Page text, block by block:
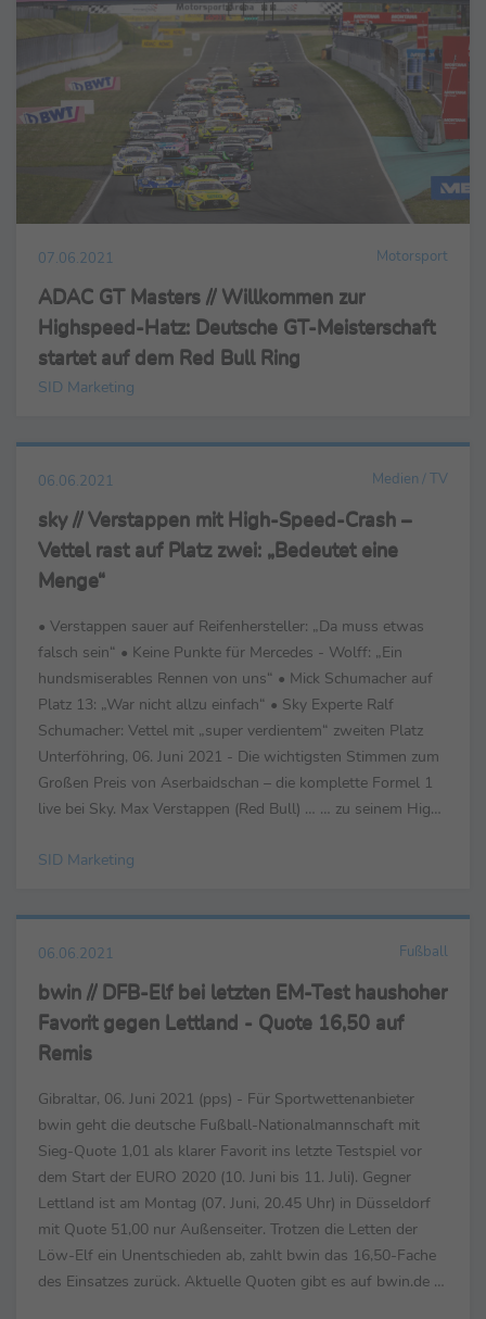
07.06.2021 Motorsport
ADAC GT Masters // Willkommen zur
Highspeed-Hatz: Deutsche GT-Meisterschaft
startet auf dem Red Bull Ring
SID Marketing
06.06.2021 Medien / TV
sky // Verstappen mit High-Speed-Crash –
Vettel rast auf Platz zwei: „Bedeutet eine
Menge“
• Verstappen sauer auf Reifenhersteller: „Da muss etwas
falsch sein“ • Keine Punkte für Mercedes - Wolff: „Ein
hundsmiserables Rennen von uns“ • Mick Schumacher auf
Platz 13: „War nicht allzu einfach“ • Sky Experte Ralf
Schumacher: Vettel mit „super verdientem“ zweiten Platz
Unterföhring, 06. Juni 2021 - Die wichtigsten Stimmen zum
Großen Preis von Aserbaidschan – die komplette Formel 1
live bei Sky. Max Verstappen (Red Bull) … … zu seinem High-
SID Marketing
06.06.2021 Fußball
bwin // DFB-Elf bei letzten EM-Test haushoher
Favorit gegen Lettland - Quote 16,50 auf
Remis
Gibraltar, 06. Juni 2021 (pps) - Für Sportwettenanbieter
bwin geht die deutsche Fußball-Nationalmannschaft mit
Sieg-Quote 1,01 als klarer Favorit ins letzte Testspiel vor
dem Start der EURO 2020 (10. Juni bis 11. Juli). Gegner
Lettland ist am Montag (07. Juni, 20.45 Uhr) in Düsseldorf
mit Quote 51,00 nur Außenseiter. Trotzen die Letten der
Löw-Elf ein Unentschieden ab, zahlt bwin das 16,50-Fache
des Einsatzes zurück. Aktuelle Quoten gibt es auf bwin.de -